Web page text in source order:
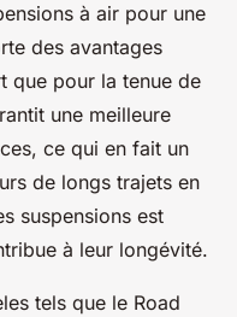
à air pour une
des avantages
que pour la tenue de
une meilleure
ce qui en fait un
de longs trajets en
suspensions est
à leur longévité.
tels que le Road